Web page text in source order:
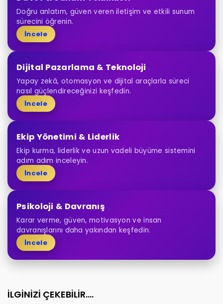
Doğru anlatım, güven veren iletişim ve etkili sunum
sürecini öğrenin.
İncele
Dijital Pazarlama & Teknoloji
Yapay zekâ, otomasyon ve dijital araçlarla süreci
nasıl güçlendireceğinizi keşfedin.
İncele
Ekip Yönetimi & Liderlik
Ekip kurma, liderlik ve uzun vadeli büyüme sistemini
adım adım inceleyin.
İncele
Psikoloji & Davranış
Karar verme, güven, motivasyon ve insan
davranışlarını daha yakından keşfedin.
İncele
İLGİNİZİ ÇEKEBİLİR....